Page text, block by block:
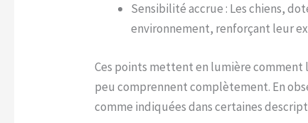
Sensibilité accrue : Les chiens,
environnement, renforçant leur
Ces points mettent en lumière comment
peu comprennent complètement. En
comme indiquées dans certaines